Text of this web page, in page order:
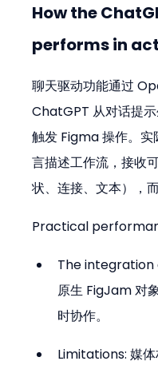
How the
performs in
聊天驱动功能通过
ChatGPT 从对话提
触发 Figma 操作。
言描述工作流，接收
状、连接、文本），
Practical
The integration
原生 FigJam 对
时协作。
Limitations: 媒